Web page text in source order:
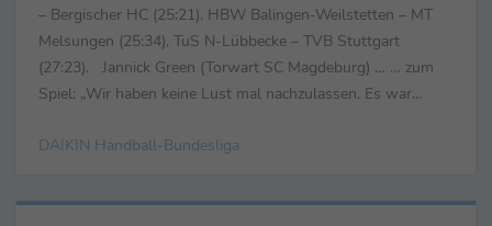
– Bergischer HC (25:21), HBW Balingen-Weilstetten – MT
Melsungen (25:34), TuS N-Lübbecke – TVB Stuttgart
(27:23). Jannick Green (Torwart SC Magdeburg) … … zum
Spiel: „Wir haben keine Lust mal nachzulassen. Es war
DAIKIN Handball-Bundesliga